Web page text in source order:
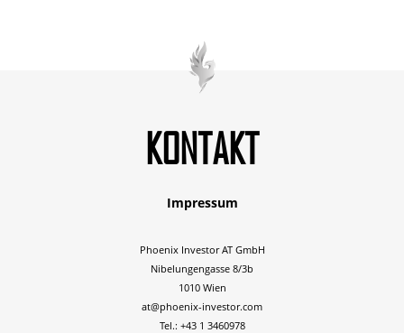
KONTAKT
Impressum
Phoenix Investor AT GmbH
Nibelungengasse 8/3b
1010 Wien
at@phoenix-investor.com
Tel.: +43 1 3460978